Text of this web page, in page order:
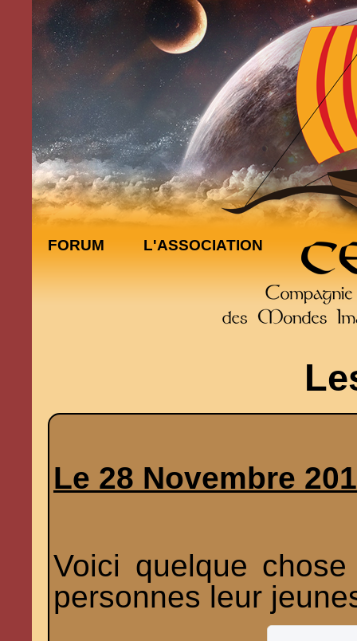
FORUM L'ASSOCIATION
Le 28 Novembre
Voici quelque
personnes leur